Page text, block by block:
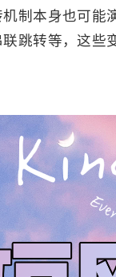
制本身也可能
跳转等，这些